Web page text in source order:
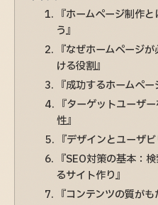
『ホームページ制作
う』
『なぜホームページ
ける役割』
『成功するホームペ
『ターゲットユーザ
性』
『デザインとユーザ
『SEO対策の基本：
るサイト作り』
『コンテンツの質がも